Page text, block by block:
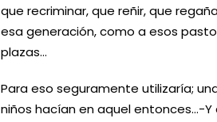
que recriminar, que reñir, que
esa generación, como a esos
plazas…
Para eso seguramente utilizaría;
niños hacían en aquel entonces…-